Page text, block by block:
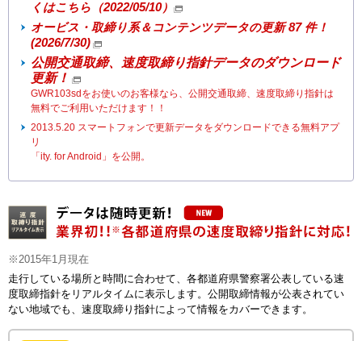
くはこちら（2022/05/10）
オービス・取締り系＆コンテンツデータの更新 87 件！
(2026/7/30)
公開交通取締、速度取締り指針データのダウンロード
更新！
GWR103sdをお使いのお客様なら、公開交通取締、速度取締り指針は
無料でご利用いただけます！！
2013.5.20 スマートフォンで更新データをダウンロードできる無料アプ
リ
「ity. for Android」を公開。
※2015年1月現在
走行している場所と時間に合わせて、各都道府県警察署公表している速
度取締指針をリアルタイムに表示します。公開取締情報が公表されてい
ない地域でも、速度取締り指針によって情報をカバーできます。